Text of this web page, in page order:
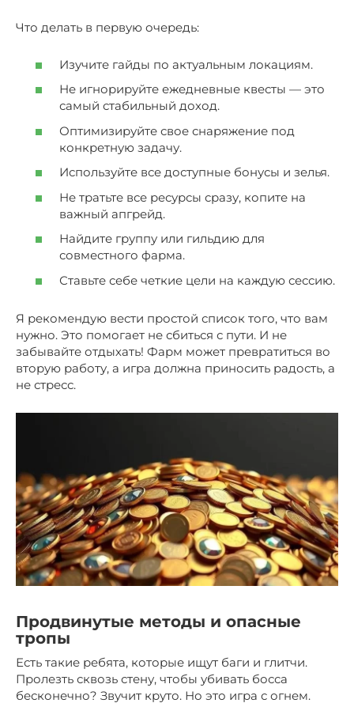
Что делать в первую очередь:
Изучите гайды по актуальным локациям.
Не игнорируйте ежедневные квесты — это
самый стабильный доход.
Оптимизируйте свое снаряжение под
конкретную задачу.
Используйте все доступные бонусы и зелья.
Не тратьте все ресурсы сразу, копите на
важный апгрейд.
Найдите группу или гильдию для
совместного фарма.
Ставьте себе четкие цели на каждую сессию.
Я рекомендую вести простой список того, что вам
нужно. Это помогает не сбиться с пути. И не
забывайте отдыхать! Фарм может превратиться во
вторую работу, а игра должна приносить радость, а
не стресс.
Продвинутые методы и опасные
тропы
Есть такие ребята, которые ищут баги и глитчи.
Пролезть сквозь стену, чтобы убивать босса
бесконечно? Звучит круто. Но это игра с огнем.